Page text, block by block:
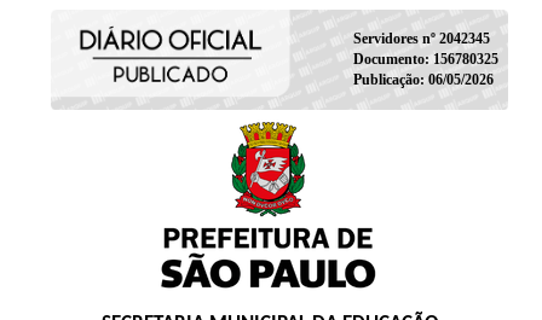
Servidores nº 2042345
Documento: 156780325
Publicação: 06/05/2026